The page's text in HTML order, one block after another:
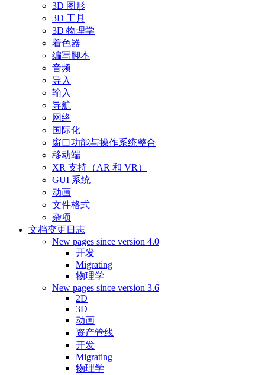
3D 图形
3D 工具
3D 物理学
着色器
编写脚本
音频
导入
输入
导航
网络
国际化
窗口功能与操作系统整合
移动端
XR 支持（AR 和 VR）
GUI 系统
动画
文件格式
杂项
文档变更日志
New pages since version 4.0
开发
Migrating
物理学
New pages since version 3.6
2D
3D
动画
资产管线
开发
Migrating
物理学